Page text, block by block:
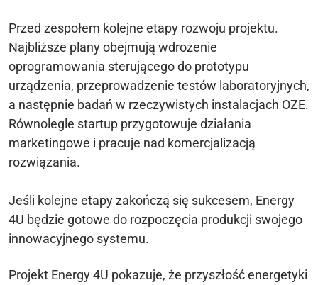
Przed zespołem kolejne etapy rozwoju projektu.
Najbliższe plany obejmują wdrożenie
oprogramowania sterującego do prototypu
urządzenia, przeprowadzenie testów laboratoryjnych,
a następnie badań w rzeczywistych instalacjach OZE.
Równolegle startup przygotowuje działania
marketingowe i pracuje nad komercjalizacją
rozwiązania.
Jeśli kolejne etapy zakończą się sukcesem, Energy
4U będzie gotowe do rozpoczęcia produkcji swojego
innowacyjnego systemu.
Projekt Energy 4U pokazuje, że przyszłość energetyki